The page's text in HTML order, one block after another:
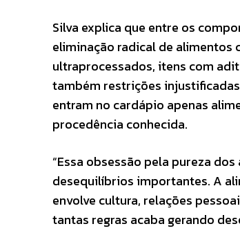
Silva explica que entre os
eliminação radical de alimentos
ultraprocessados, itens com
também restrições
entram no cardápio apenas
procedência conhecida.
“Essa obsessão pela pureza
desequilíbrios importantes. A
envolve cultura, relações
tantas regras acaba gerando